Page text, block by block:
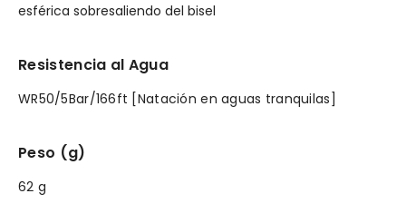
esférica sobresaliendo del bisel
Resistencia al Agua
WR50/5Bar/166ft [Natación en aguas tranquilas]
Peso (g)
62 g